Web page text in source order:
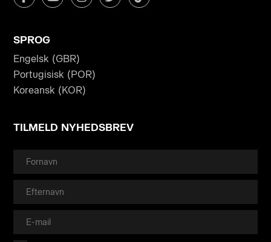
SPROG
Engelsk (GBR)
Portugisisk (POR)
Koreansk (KOR)
TILMELD NYHEDSBREV